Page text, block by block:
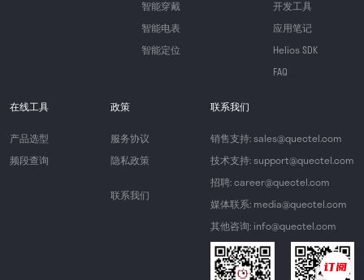
智能穿戴
智能电表
智能定位
开发工具
应用笔记
Helios SDK
FAQ
在线工具
产品选型
频段查询
政策
服务协议
隐私政策
联系我们
联系我们
销售支持: sales@quectel.com
技术支持: support@quectel.com
招聘: career@quectel.com
媒体联系: media@quectel.com
其他咨询: info@quectel.com